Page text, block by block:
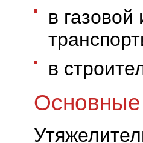
в
в
Основные